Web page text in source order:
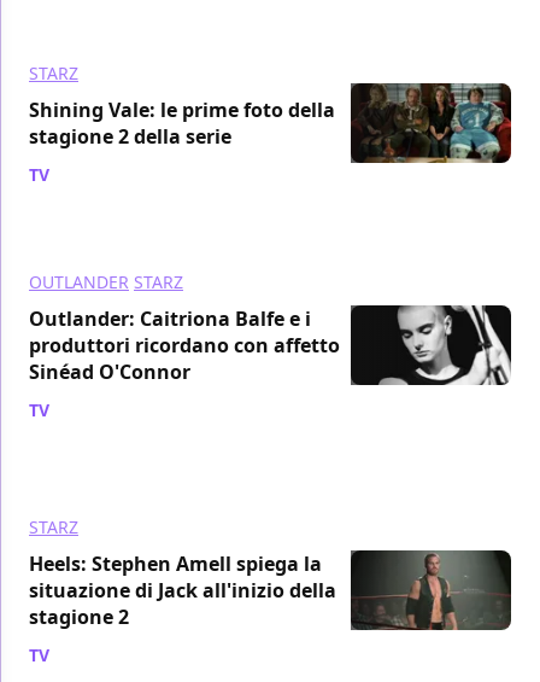
STARZ
Shining Vale: le prime foto della
stagione 2 della serie
TV
OUTLANDER STARZ
Outlander: Caitriona Balfe e i
produttori ricordano con affetto
Sinéad O'Connor
TV
STARZ
Heels: Stephen Amell spiega la
situazione di Jack all'inizio della
stagione 2
TV